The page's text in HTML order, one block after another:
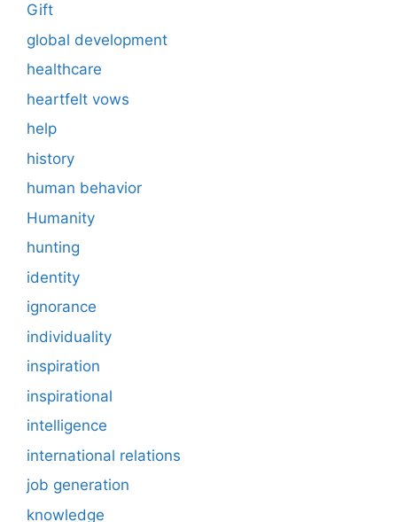
Gift
global development
healthcare
heartfelt vows
help
history
human behavior
Humanity
hunting
identity
ignorance
individuality
inspiration
inspirational
intelligence
international relations
job generation
knowledge